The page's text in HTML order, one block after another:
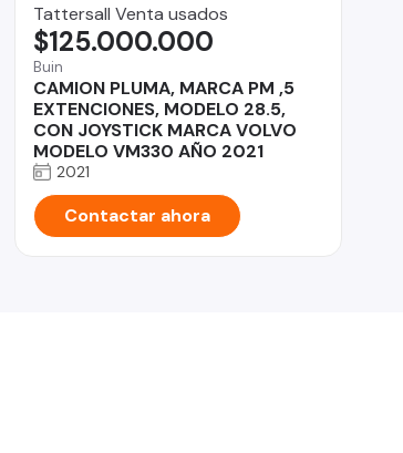
Tattersall Venta usados
Buin
CAMION PLUMA, MARCA PM ,5
EXTENCIONES, MODELO 28.5,
CON JOYSTICK MARCA VOLVO
MODELO VM330 AÑO 2021
$125.000.000
2021
Contactar ahora